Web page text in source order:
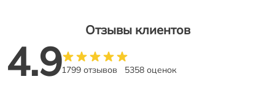
Отзывы клиентов
4.91799 отзывов 5358 оценок